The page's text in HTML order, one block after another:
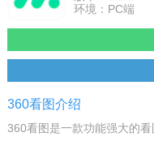
环境：PC端
360看图介绍
360看图是一款功能强大的